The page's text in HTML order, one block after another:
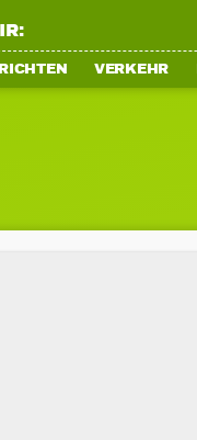
VERKEHR